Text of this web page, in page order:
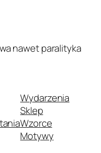
nawet paralityka
Wydarzenia
Sklep
Wzorce
Motywy